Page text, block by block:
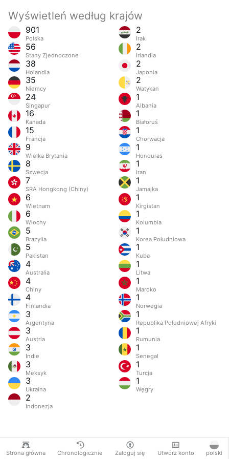
Strona główna Chronologicznie Zaloguj się Utwórz konto polski
Wyświetleń według krajów
901
Polska
56
Stany Zjednoczone
38
Holandia
35
Niemcy
24
Singapur
16
Kanada
15
Francja
9
Wielka Brytania
8
Szwecja
7
SRA Hongkong (Chiny)
6
Wietnam
6
Włochy
5
Brazylia
5
Pakistan
4
Australia
4
Chiny
4
Finlandia
3
Argentyna
3
Austria
3
Indie
3
Meksyk
3
Ukraina
2
Indonezja
2
Irak
2
Irlandia
2
Japonia
2
Watykan
1
Albania
1
Białoruś
1
Chorwacja
1
Honduras
1
Iran
1
Jamajka
1
Kirgistan
1
Kolumbia
1
Korea Południowa
1
Kuba
1
Litwa
1
Maroko
1
Norwegia
1
Republika Południowej Afryki
1
Rumunia
1
Senegal
1
Turcja
1
Węgry